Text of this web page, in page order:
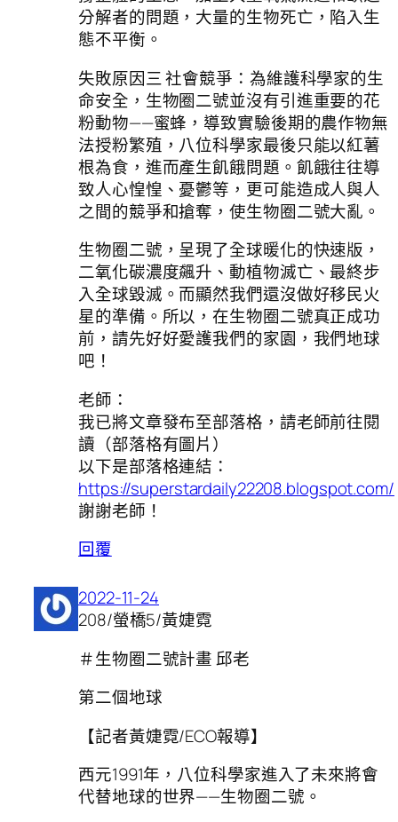
分解者的問題，大量的生物死亡，陷入生
態不平衡。
失敗原因三 社會競爭：為維護科學家的生
命安全，生物圈二號並沒有引進重要的花
粉動物——蜜蜂，導致實驗後期的農作物無
法授粉繁殖，八位科學家最後只能以紅薯
根為食，進而產生飢餓問題。飢餓往往導
致人心惶惶、憂鬱等，更可能造成人與人
之間的競爭和搶奪，使生物圈二號大亂。
生物圈二號，呈現了全球暖化的快速版，
二氧化碳濃度飆升、動植物滅亡、最終步
入全球毀滅。而顯然我們還沒做好移民火
星的準備。所以，在生物圈二號真正成功
前，請先好好愛護我們的家園，我們地球
吧！
老師：
我已將文章發布至部落格，請老師前往閱
讀（部落格有圖片）
以下是部落格連結：
https://superstardaily22208.blogspot.com/
謝謝老師！
回覆
2022-11-24
208/螢橋5/黃婕霓
＃生物圈二號計畫 邱老
第二個地球
【記者黃婕霓/ECO報導】
西元1991年，八位科學家進入了未來將會
代替地球的世界——生物圈二號。